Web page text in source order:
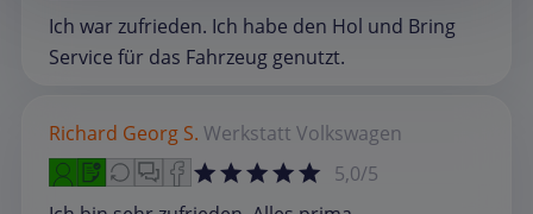
Ich war zufrieden. Ich habe den Hol und Bring
Service für das Fahrzeug genutzt.
Richard Georg S. Werkstatt Volkswagen
5,0/5